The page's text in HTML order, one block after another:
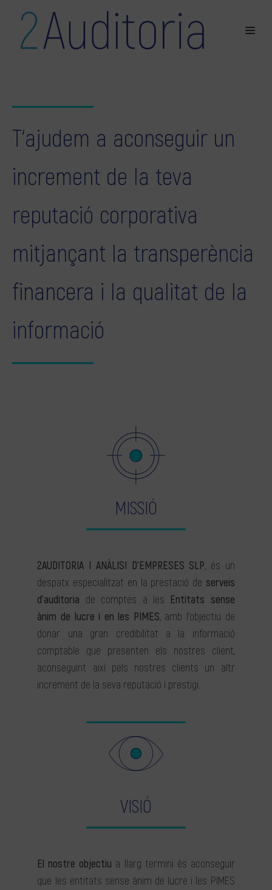
T‘ajudem a aconseguir un
increment de la teva
reputació corporativa
mitjançant la transperència
financera i la qualitat de la
informació
MISSIÓ
2AUDITORIA I ANÀLISI D’EMPRESES SLP, és un
despatx especialitzat en la prestació de serveis
d’auditoria de comptes a les Entitats sense
ànim de lucre i en les PIMES, amb l’objectiu de
donar una gran credibilitat a la informació
comptable que presenten els nostres client,
aconseguint així pels nostres clients un altr
increment de la seva reputació i prestigi.
VISIÓ
El nostre objectiu a llarg termini és aconseguir
que les entitats sense ànim de lucre i les PIMES